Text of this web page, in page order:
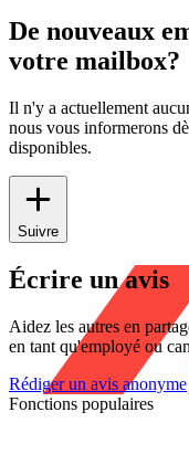
De nouveaux
votre mailbox?
Il n'y a actuellement
nous vous informerons
disponibles.
Suivre
Écrire un avis
Aidez les autres en
en tant qu'employé ou
Rédiger un avis anonyme
Fonctions populaires